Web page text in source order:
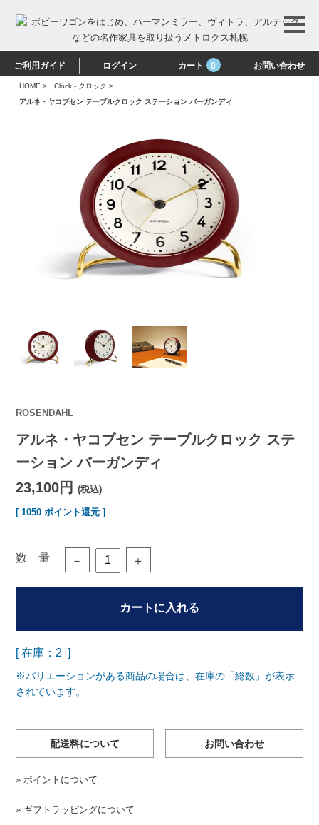
ご利用ガイド ログイン カート 0 お問い合わせ
HOME > Clock - クロック >
アルネ・ヤコブセン テーブルクロック ステーション バーガンディ
ROSENDAHL
アルネ・ヤコブセン テーブルクロック ステ
ーション バーガンディ
23,100円(税込)
[ 1050 ポイント還元 ]
数 量 － ＋
カートに入れる
[ 在庫：2 ]
※バリエーションがある商品の場合は、在庫の「総数」が表示
されています。
配送料について お問い合わせ
» ポイントについて
» ギフトラッピングについて